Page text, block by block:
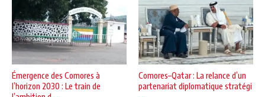
Émergence des Comores à
l’horizon 2030 : Le train de
Comores–Qatar : La relance d’un
partenariat diplomatique stratégi